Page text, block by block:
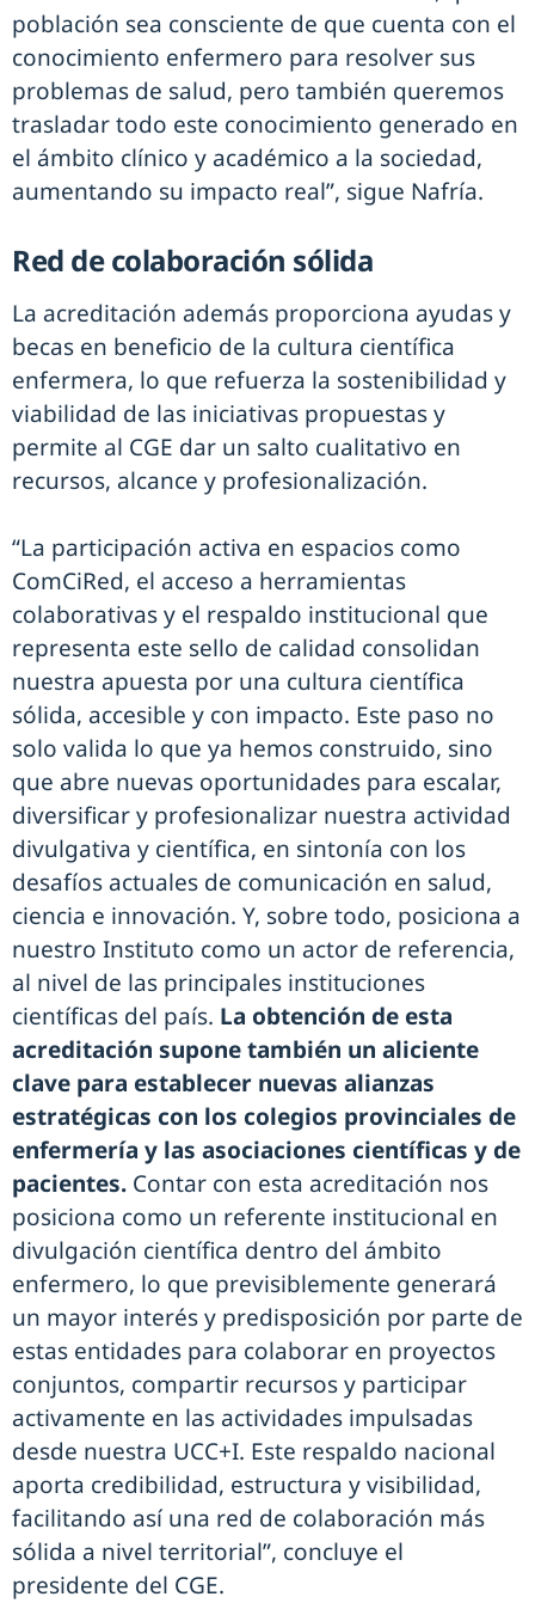
población sea consciente de que cuenta con el
conocimiento enfermero para resolver sus
problemas de salud, pero también queremos
trasladar todo este conocimiento generado en
el ámbito clínico y académico a la sociedad,
aumentando su impacto real”, sigue Nafría.
Red de colaboración sólida
La acreditación además proporciona ayudas y
becas en beneficio de la cultura científica
enfermera, lo que refuerza la sostenibilidad y
viabilidad de las iniciativas propuestas y
permite al CGE dar un salto cualitativo en
recursos, alcance y profesionalización.
“La participación activa en espacios como
ComCiRed, el acceso a herramientas
colaborativas y el respaldo institucional que
representa este sello de calidad consolidan
nuestra apuesta por una cultura científica
sólida, accesible y con impacto. Este paso no
solo valida lo que ya hemos construido, sino
que abre nuevas oportunidades para escalar,
diversificar y profesionalizar nuestra actividad
divulgativa y científica, en sintonía con los
desafíos actuales de comunicación en salud,
ciencia e innovación. Y, sobre todo, posiciona a
nuestro Instituto como un actor de referencia,
al nivel de las principales instituciones
científicas del país. La obtención de esta
acreditación supone también un aliciente
clave para establecer nuevas alianzas
estratégicas con los colegios provinciales de
enfermería y las asociaciones científicas y de
pacientes. Contar con esta acreditación nos
posiciona como un referente institucional en
divulgación científica dentro del ámbito
enfermero, lo que previsiblemente generará
un mayor interés y predisposición por parte de
estas entidades para colaborar en proyectos
conjuntos, compartir recursos y participar
activamente en las actividades impulsadas
desde nuestra UCC+I. Este respaldo nacional
aporta credibilidad, estructura y visibilidad,
facilitando así una red de colaboración más
sólida a nivel territorial”, concluye el
presidente del CGE.